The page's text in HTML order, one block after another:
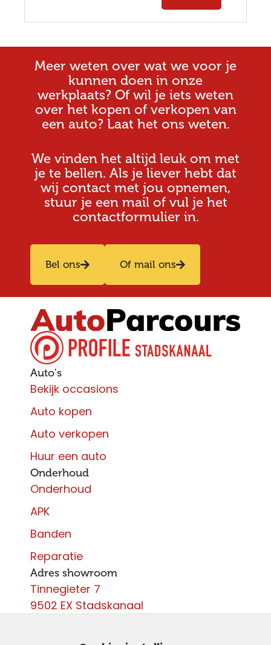
Meer weten over wat we voor je
kunnen doen in onze
werkplaats? Of wil je iets weten
over het kopen of verkopen van
een auto? Laat het ons weten.
We vinden het altijd leuk om met
je te bellen. Als je liever hebt dat
wij contact met jou opnemen,
stuur je een mail of vul je het
contactformulier in.
Bel ons Of mail ons
Auto's
Bekijk occasions
Auto kopen
Auto verkopen
Huur een auto
Onderhoud
Onderhoud
APK
Banden
Reparatie
Adres showroom
Tinnegieter 7
9502 EX Stadskanaal